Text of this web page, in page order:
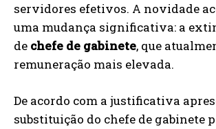
servidores efetivos. A novidade
uma mudança significativa: a
de chefe de gabinete, que
remuneração mais elevada.
De acordo com a justificativa
substituição do chefe de gabinete